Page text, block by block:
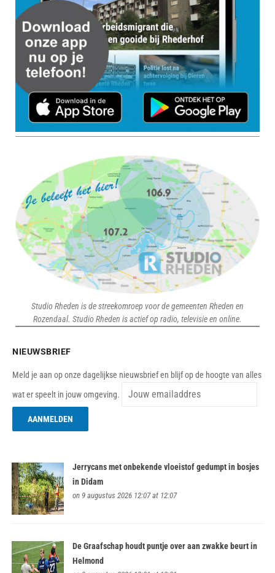
Studio Rheden is de streekomroep voor de gemeenten Rheden en
Rozendaal. Studio Rheden is actief op radio, televisie en online.
NIEUWSBRIEF
Meld je aan op onze dagelijkse nieuwsbrief en blijf op de hoogte van alles
wat er speelt in jouw omgeving.
Jerrycans met onbekende vloeistof gedumpt in bosjes
in Didam
on 9 augustus 2026 12:07 at 12:07
De Graafschap houdt puntje over aan zwakke beurt in
Helmond